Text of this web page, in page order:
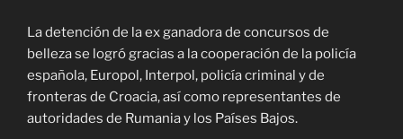
La detención de la ex ganadora de concursos de
belleza se logró gracias a la cooperación de la policía
española, Europol, Interpol, policía criminal y de
fronteras de Croacia, así como representantes de
autoridades de Rumania y los Países Bajos.